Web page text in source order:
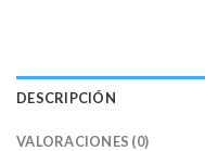
DESCRIPCIÓN
VALORACIONES (0)